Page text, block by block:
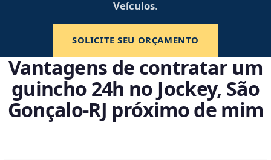
Veículos.
SOLICITE SEU ORÇAMENTO
Vantagens de contratar um
guincho 24h no Jockey, São
Gonçalo‑RJ próximo de mim